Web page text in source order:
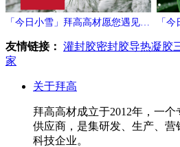
「今日小雪」拜高高材愿您遇见冬
日的温暖与期待！
「
发生
友情链接： 灌封胶密封胶导热凝胶
家
关于拜高
拜高高材成立于2012年，一
供应商，是集研发、生产、
科技企业。